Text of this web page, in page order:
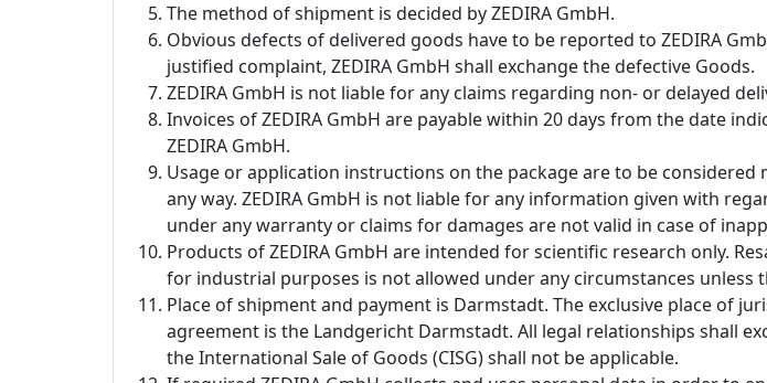
The method of shipment is decided by ZEDIRA GmbH.
Obvious defects of delivered goods have to be reported to ZEDIRA
justified complaint, ZEDIRA GmbH shall exchange the defective Goods.
ZEDIRA GmbH is not liable for any claims regarding non- or delayed
Invoices of ZEDIRA GmbH are payable within 20 days from the date
ZEDIRA GmbH.
Usage or application instructions on the package are to be
any way. ZEDIRA GmbH is not liable for any information given with
under any warranty or claims for damages are not valid in case of
Products of ZEDIRA GmbH are intended for scientific research only.
for industrial purposes is not allowed under any circumstances unless
Place of shipment and payment is Darmstadt. The exclusive place of
agreement is the Landgericht Darmstadt. All legal relationships shall
the International Sale of Goods (CISG) shall not be applicable.